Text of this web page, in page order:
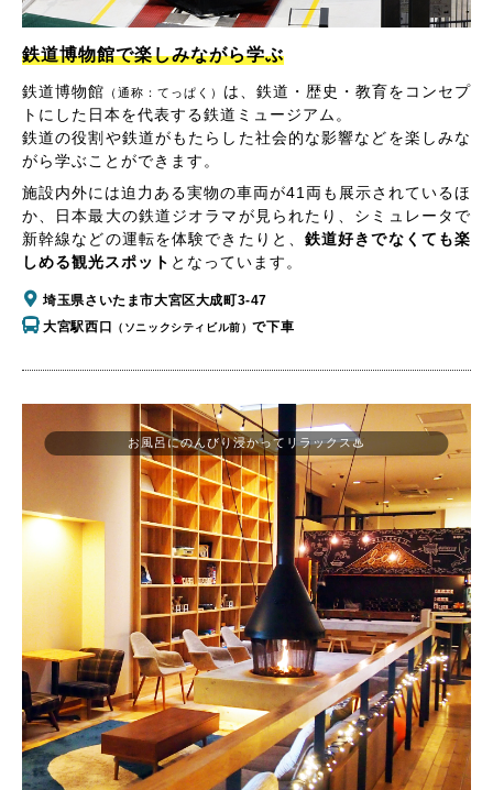
鉄道博物館で楽しみながら学ぶ
鉄道博物館 （通称：てっぱく） は、鉄道・歴史・教育をコンセプ
トにした日本を代表する鉄道ミュージアム。
鉄道の役割や鉄道がもたらした社会的な影響などを楽しみな
がら学ぶことができます。
施設内外には迫力ある実物の車両が41両も展示されているほ
か、日本最大の鉄道ジオラマが見られたり、シミュレータで
新幹線などの運転を体験できたりと、 鉄道好きでなくても楽
しめる観光スポット となっています。
埼玉県さいたま市大宮区大成町3-47
大宮駅西口
（ソニックシティビル前）で下車
お風呂にのんびり浸かってリラックス♨